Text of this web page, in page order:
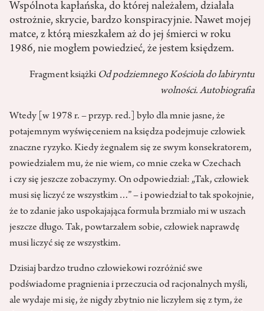
Wspólnota kapłańska, do której należałem, działała
ostrożnie, skrycie, bardzo konspiracyjnie. Nawet mojej
matce, z którą mieszkałem aż do jej śmierci w roku
1986, nie mogłem powiedzieć, że jestem księdzem.
Fragment książki Od podziemnego Kościoła do labiryntu
wolności. Autobiografia
Wtedy [w 1978 r. – przyp. red.] było dla mnie jasne, że
potajemnym wyświęceniem na księdza podejmuje człowiek
znaczne ryzyko. Kiedy żegnałem się ze swym konsekratorem,
powiedziałem mu, że nie wiem, co mnie czeka w Czechach
i czy się jeszcze zobaczymy. On odpowiedział: „Tak, człowiek
musi się liczyć ze wszystkim…” – i powiedział to tak spokojnie,
że to zdanie jako uspokajająca formuła brzmiało mi w uszach
jeszcze długo. Tak, powtarzałem sobie, człowiek naprawdę
musi liczyć się ze wszystkim.
Dzisiaj bardzo trudno człowiekowi rozróżnić swe
podświadome pragnienia i przeczucia od racjonalnych myśli,
ale wydaje mi się, że nigdy zbytnio nie liczyłem się z tym, że